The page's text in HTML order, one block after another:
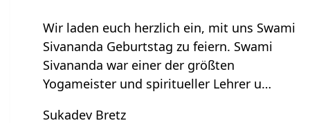
Wir laden euch herzlich ein, mit uns Swami
Sivananda Geburtstag zu feiern. Swami
Sivananda war einer der größten
Yogameister und spiritueller Lehrer u…
Sukadev Bretz